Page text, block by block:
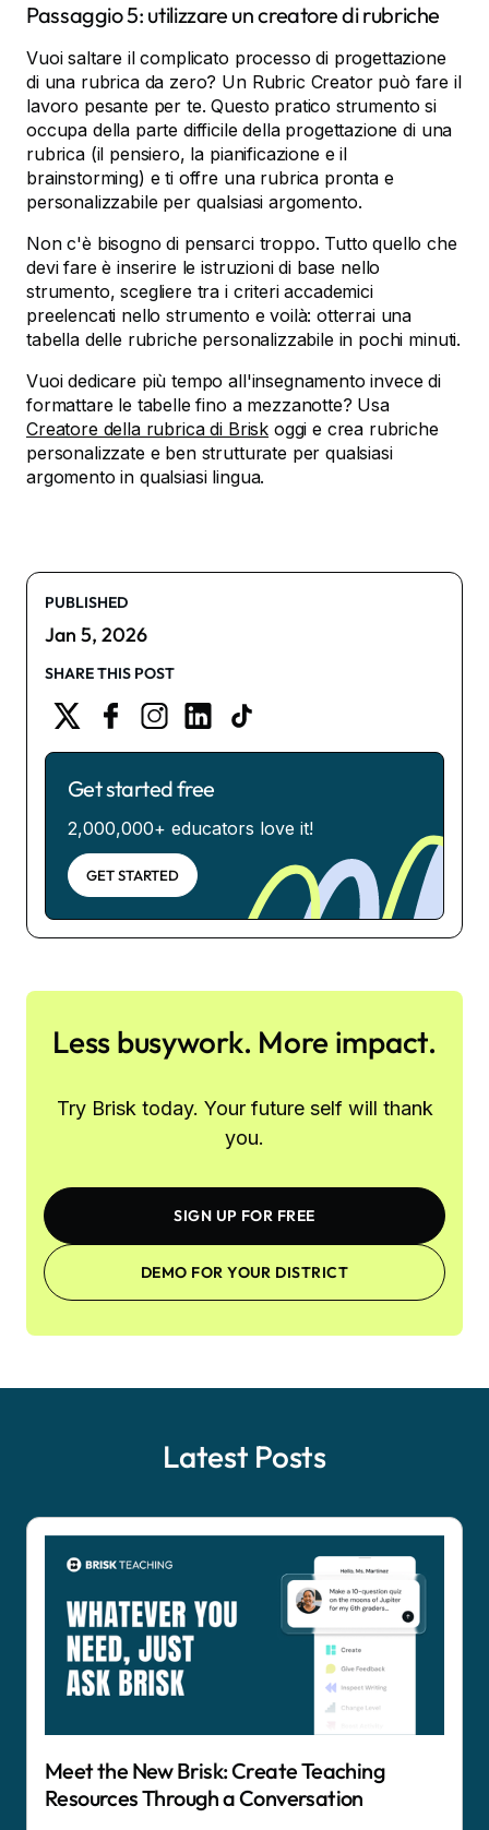
Passaggio 5: utilizzare un creatore di rubriche
Vuoi saltare il complicato processo di progettazione
di una rubrica da zero? Un Rubric Creator può fare il
lavoro pesante per te. Questo pratico strumento si
occupa della parte difficile della progettazione di una
rubrica (il pensiero, la pianificazione e il
brainstorming) e ti offre una rubrica pronta e
personalizzabile per qualsiasi argomento.
Non c'è bisogno di pensarci troppo. Tutto quello che
devi fare è inserire le istruzioni di base nello
strumento, scegliere tra i criteri accademici
preelencati nello strumento e voilà: otterrai una
tabella delle rubriche personalizzabile in pochi minuti.
Vuoi dedicare più tempo all'insegnamento invece di
formattare le tabelle fino a mezzanotte? Usa
Creatore della rubrica di Brisk oggi e crea rubriche
personalizzate e ben strutturate per qualsiasi
argomento in qualsiasi lingua.
PUBLISHED
Jan 5, 2026
SHARE THIS POST
Get started free
2,000,000+ educators love it!
GET STARTED
Less busywork. More impact.
Try Brisk today. Your future self will thank
you.
SIGN UP FOR FREE
DEMO FOR YOUR DISTRICT
Latest Posts
Meet the New Brisk: Create Teaching
Resources Through a Conversation